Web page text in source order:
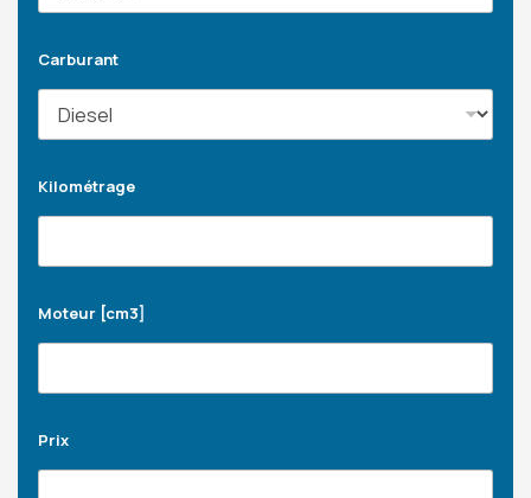
Carburant
Kilométrage
Moteur [cm3]
Prix